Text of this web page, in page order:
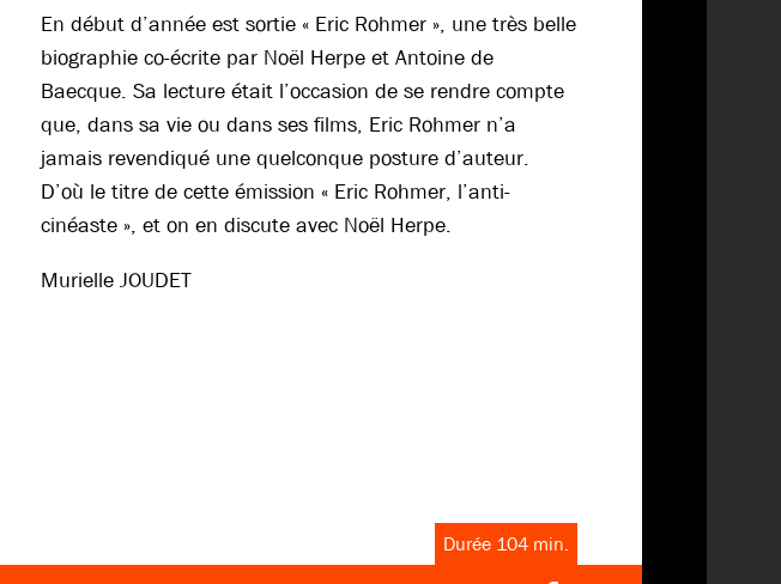
En début d’année est sortie « Eric Rohmer », une très belle
biographie co-écrite par Noël Herpe et Antoine de
Baecque. Sa lecture était l’occasion de se rendre compte
que, dans sa vie ou dans ses films, Eric Rohmer n’a
jamais revendiqué une quelconque posture d’auteur.
D’où le titre de cette émission « Eric Rohmer, l’anti-
cinéaste », et on en discute avec Noël Herpe.
Murielle JOUDET
Durée 104 min.